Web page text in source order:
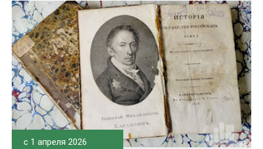
c 1 апреля 2026